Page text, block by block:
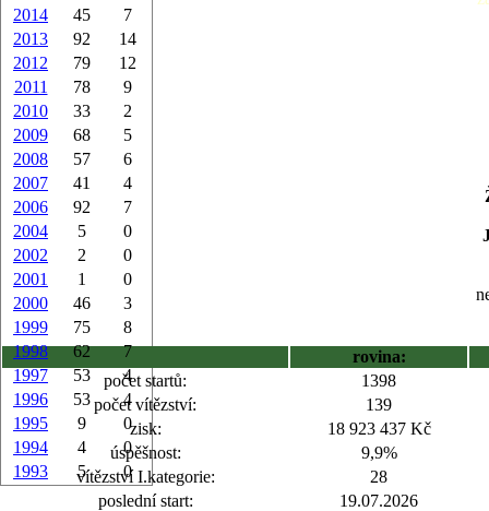
2014
45
7
2013
92
14
2012
79
12
2011
78
9
2010
33
2
2009
68
5
2008
57
6
2007
41
4
2006
92
7
2004
5
0
2002
2
0
2001
1
0
2000
46
3
1999
75
8
1998
62
7
1997
53
4
1996
53
4
1995
9
0
1994
4
0
1993
5 0
rovina:
počet startů:
1398
počet vítězství:
139
zisk:
18 923 437 Kč
úspěšnost:
9,9%
vítězství I.kategorie:
28
poslední start:
19.07.2026